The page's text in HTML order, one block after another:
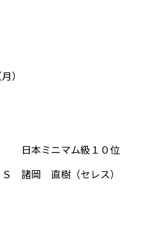
）
本ミニマム級１０位
諸岡 直樹（セレス）